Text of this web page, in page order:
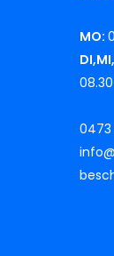
MO:
0473